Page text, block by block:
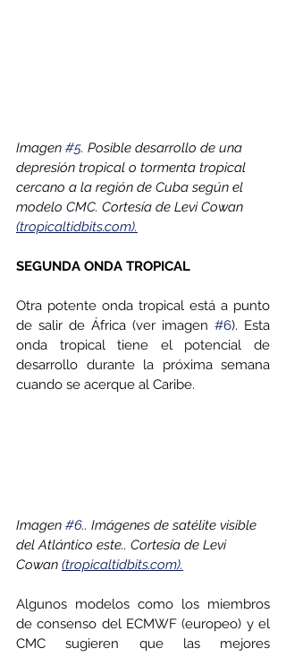
Imagen #5. Posible desarrollo de una
depresión tropical o tormenta tropical
cercano a la región de Cuba según el
modelo CMC. Cortesía de Levi Cowan
(tropicaltidbits.com).
SEGUNDA ONDA TROPICAL
Otra potente onda tropical está a punto
de salir de África (ver imagen #6). Esta
onda tropical tiene el potencial de
desarrollo durante la próxima semana
cuando se acerque al Caribe.
Imagen #6.. Imágenes de satélite visible
del Atlántico este.. Cortesía de Levi
Cowan (tropicaltidbits.com).
Algunos modelos como los miembros
de consenso del ECMWF (europeo) y el
CMC sugieren que las mejores